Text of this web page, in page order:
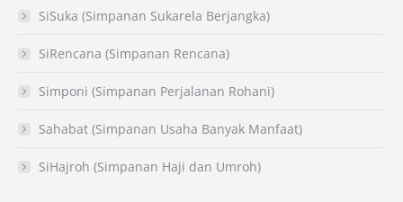
windowwindowwindow
SiSuka (Simpanan Sukarela Berjangka)
SiRencana (Simpanan Rencana)
Simponi (Simpanan Perjalanan Rohani)
Sahabat (Simpanan Usaha Banyak Manfaat)
SiHajroh (Simpanan Haji dan Umroh)